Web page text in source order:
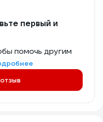
первый и
помочь другим